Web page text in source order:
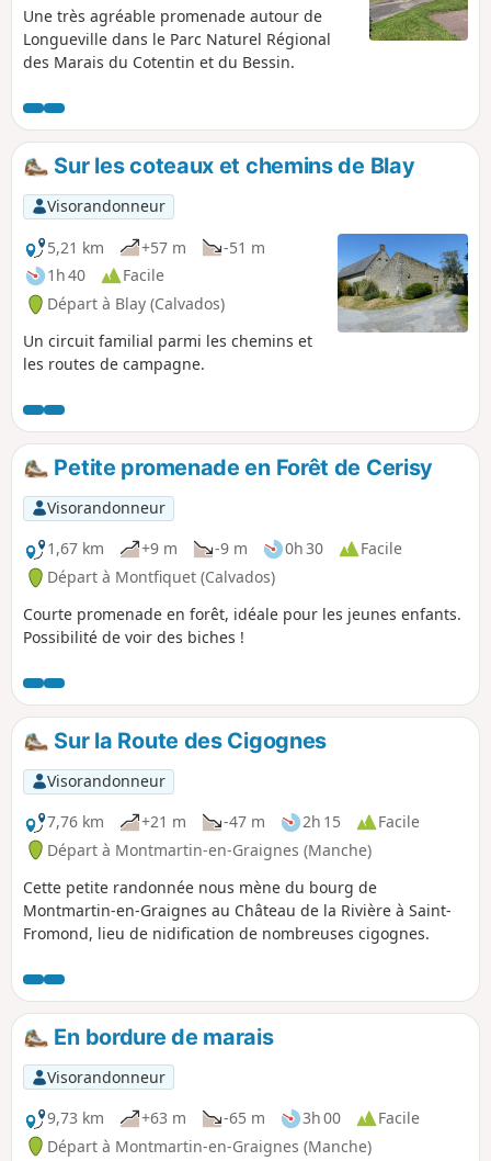
Une très agréable promenade autour de
Longueville dans le Parc Naturel Régional
des Marais du Cotentin et du Bessin.
Sur les coteaux et chemins de Blay
Visorandonneur
5,21 km
+57 m
-51 m
1h 40
Facile
Départ à Blay (Calvados)
Un circuit familial parmi les chemins et
les routes de campagne.
Petite promenade en Forêt de Cerisy
Visorandonneur
1,67 km
+9 m -9 m 0h 30
Facile
Départ à Montfiquet (Calvados)
Courte promenade en forêt, idéale pour les jeunes enfants.
Possibilité de voir des biches !
Sur la Route des Cigognes
Visorandonneur
7,76 km
+21 m -47 m 2h 15
Facile
Départ à Montmartin-en-Graignes (Manche)
Cette petite randonnée nous mène du bourg de
Montmartin-en-Graignes au Château de la Rivière à Saint-
Fromond, lieu de nidification de nombreuses cigognes.
En bordure de marais
Visorandonneur
9,73 km
+63 m -65 m 3h 00
Facile
Départ à Montmartin-en-Graignes (Manche)